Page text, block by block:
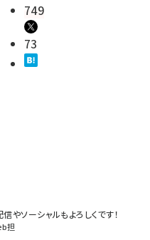
749
73
やソーシャルもよろしくです！
担